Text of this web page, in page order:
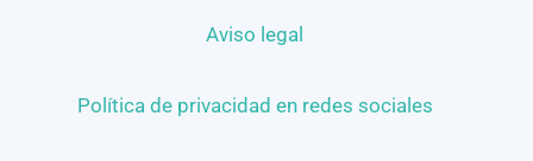
Aviso legal
Política de privacidad en redes sociales